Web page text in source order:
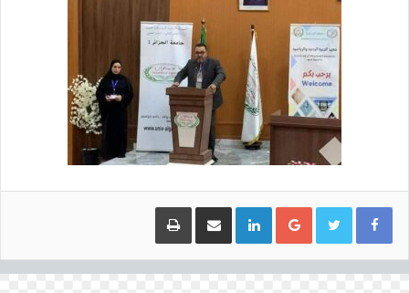
Google+
LinkedIn مشاركة عبر البريد